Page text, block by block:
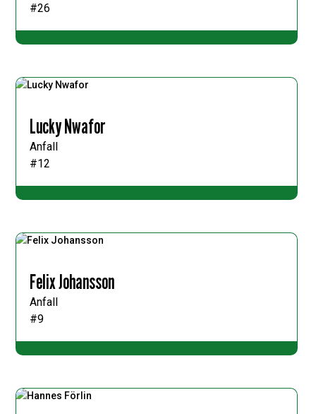
#26
Lucky Nwafor
Anfall
#12
Felix Johansson
Anfall
#9